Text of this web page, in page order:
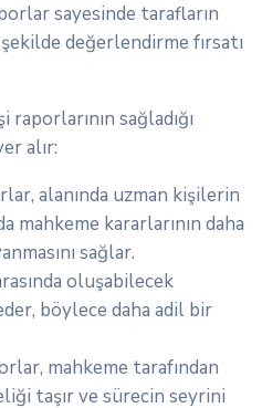
sayesinde tarafların
değerlendirme fırsatı
sağladığı
alır:
alanında uzman kişilerin
mahkeme kararlarının daha
sağlar.
oluşabilecek
böylece daha adil bir
mahkeme tarafından
taşır ve sürecin seyrini